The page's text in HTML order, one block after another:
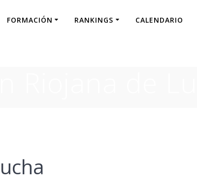
FORMACIÓN RANKINGS CALENDARIO